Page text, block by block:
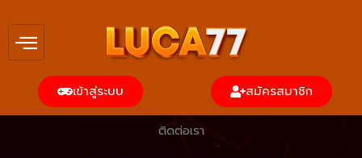
to
content
เข้าสู่ระบบ สมัครสมาชิก
ติดต่อเรา